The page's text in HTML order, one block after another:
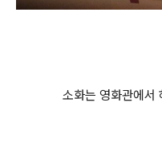
소화는 영화관에서